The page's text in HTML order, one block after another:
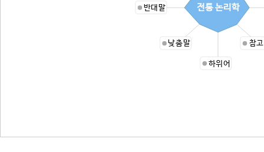
참
하위어
낮춤말
반대말 전통 논리학